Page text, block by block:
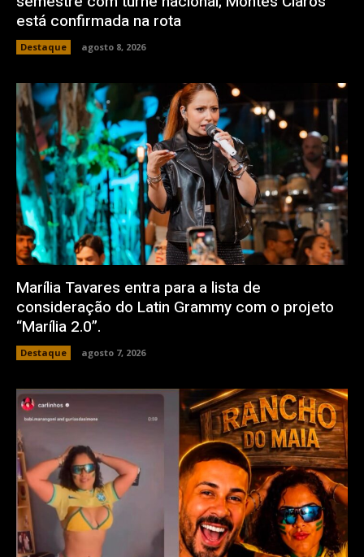
está confirmada na rota
Destaque agosto 8, 2026
Marília Tavares entra para a lista de
consideração do Latin Grammy com o projeto
“Marília 2.0”.
Destaque agosto 7, 2026